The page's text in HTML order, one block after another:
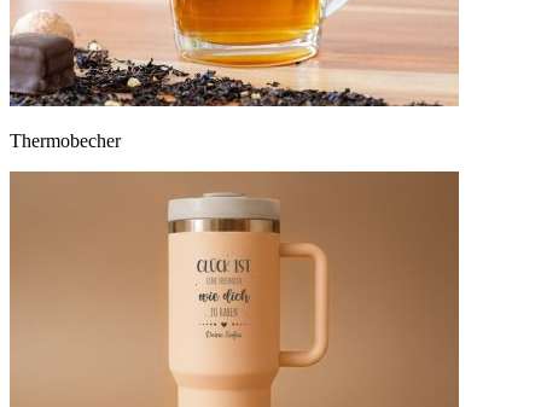
Thermobecher